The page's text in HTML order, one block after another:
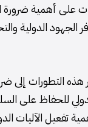
على أهمية ضرورة
الجهود الدولية
التطورات إلى
للحفاظ على
تفعيل الآليات